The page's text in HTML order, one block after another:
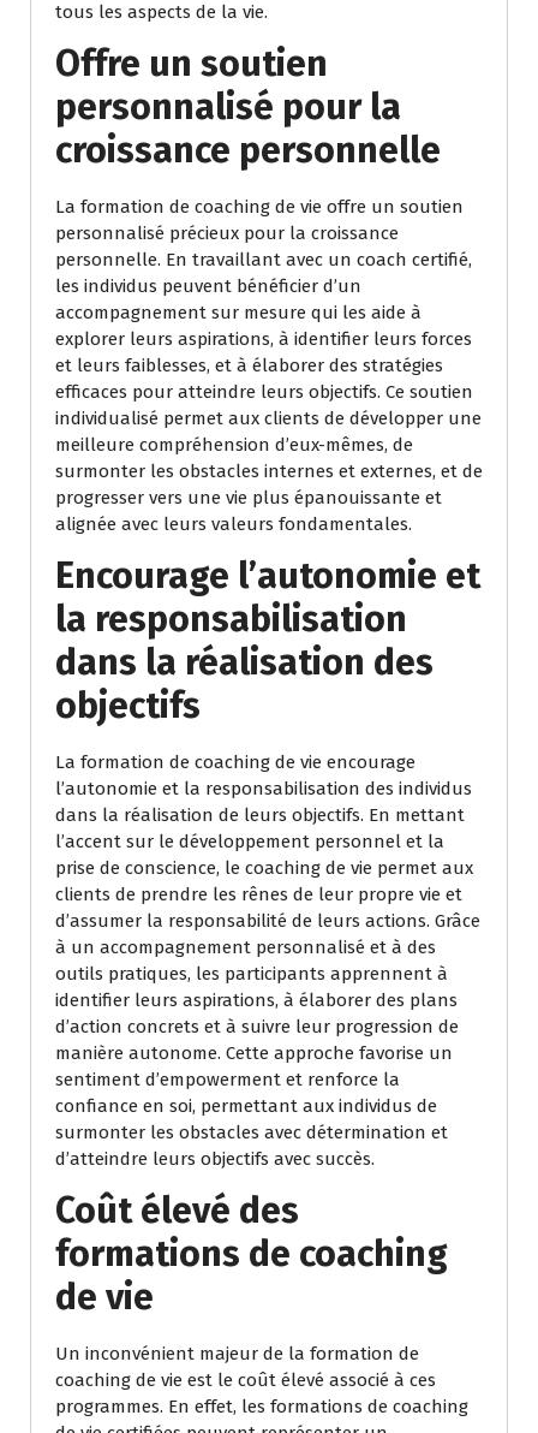
tous les aspects de la vie.
Offre un soutien
personnalisé pour la
croissance personnelle
La formation de coaching de vie offre un soutien
personnalisé précieux pour la croissance
personnelle. En travaillant avec un coach certifié,
les individus peuvent bénéficier d’un
accompagnement sur mesure qui les aide à
explorer leurs aspirations, à identifier leurs forces
et leurs faiblesses, et à élaborer des stratégies
efficaces pour atteindre leurs objectifs. Ce soutien
individualisé permet aux clients de développer une
meilleure compréhension d’eux-mêmes, de
surmonter les obstacles internes et externes, et de
progresser vers une vie plus épanouissante et
alignée avec leurs valeurs fondamentales.
Encourage l’autonomie et
la responsabilisation
dans la réalisation des
objectifs
La formation de coaching de vie encourage
l’autonomie et la responsabilisation des individus
dans la réalisation de leurs objectifs. En mettant
l’accent sur le développement personnel et la
prise de conscience, le coaching de vie permet aux
clients de prendre les rênes de leur propre vie et
d’assumer la responsabilité de leurs actions. Grâce
à un accompagnement personnalisé et à des
outils pratiques, les participants apprennent à
identifier leurs aspirations, à élaborer des plans
d’action concrets et à suivre leur progression de
manière autonome. Cette approche favorise un
sentiment d’empowerment et renforce la
confiance en soi, permettant aux individus de
surmonter les obstacles avec détermination et
d’atteindre leurs objectifs avec succès.
Coût élevé des
formations de coaching
de vie
Un inconvénient majeur de la formation de
coaching de vie est le coût élevé associé à ces
programmes. En effet, les formations de coaching